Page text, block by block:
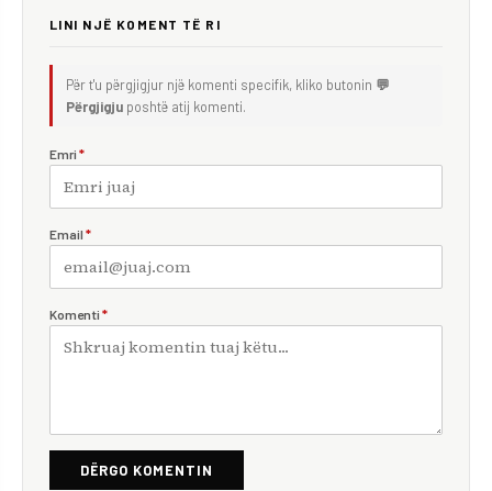
LINI NJË KOMENT TË RI
Për t'u përgjigjur një komenti specifik, kliko butonin 💬
Përgjigju poshtë atij komenti.
Emri *
Email *
Komenti *
DËRGO KOMENTIN